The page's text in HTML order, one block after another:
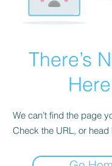
There’s
We can’t find the page
Check the URL, or